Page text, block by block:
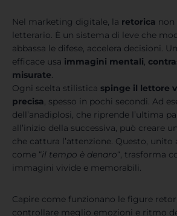
Nel marketing digitale, la retorica non
letterario. È un sistema di leve che
abbassa le difese, accelera decisioni.
efficace usa immagini mentali,
misurate.
Ogni scelta stilistica spinge il lettore
precisa, spesso in pochi secondi. Ad
dell’anadiplosi, che riprende l’ultima
all’inizio della successiva, può creare
che cattura l’attenzione. Questo,
come “il tempo è denaro“, trasforma
immagini vivide e memorabili.
Capire come funzionano le figure
controllare meglio emozioni e ritmo